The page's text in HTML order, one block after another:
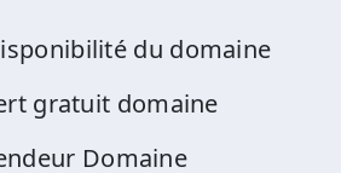
du domaine
gratuit domaine
Domaine